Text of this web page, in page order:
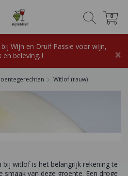
0
0
Wijn en Druif Passie voor wijn,
en beleving..!
×
Witlof (rauw)
bij witlof is het belangrijk rekening te
smaak van deze groente. Een droge